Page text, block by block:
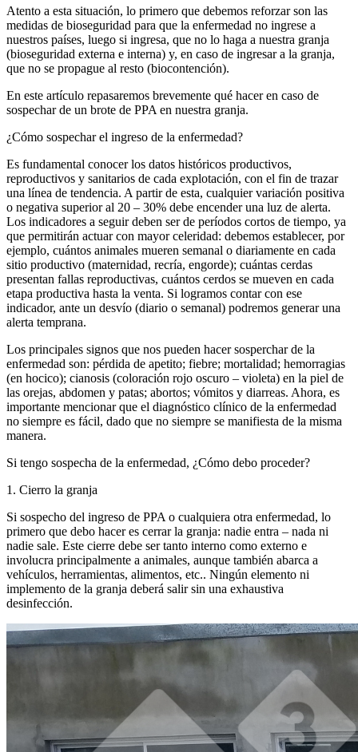
Atento a esta situación, lo primero que debemos reforzar son las
medidas de bioseguridad para que la enfermedad no ingrese a
nuestros países, luego si ingresa, que no lo haga a nuestra granja
(bioseguridad externa e interna) y, en caso de ingresar a la granja,
que no se propague al resto (biocontención).
En este artículo repasaremos brevemente qué hacer en caso de
sospechar de un brote de PPA en nuestra granja.
¿Cómo sospechar el ingreso de la enfermedad?
Es fundamental conocer los datos históricos productivos,
reproductivos y sanitarios de cada explotación, con el fin de trazar
una línea de tendencia. A partir de esta, cualquier variación positiva
o negativa superior al 20 – 30% debe encender una luz de alerta.
Los indicadores a seguir deben ser de períodos cortos de tiempo, ya
que permitirán actuar con mayor celeridad: debemos establecer, por
ejemplo, cuántos animales mueren semanal o diariamente en cada
sitio productivo (maternidad, recría, engorde); cuántas cerdas
presentan fallas reproductivas, cuántos cerdos se mueven en cada
etapa productiva hasta la venta. Si logramos contar con ese
indicador, ante un desvío (diario o semanal) podremos generar una
alerta temprana.
Los principales signos que nos pueden hacer sosperchar de la
enfermedad son: pérdida de apetito; fiebre; mortalidad; hemorragias
(en hocico); cianosis (coloración rojo oscuro – violeta) en la piel de
las orejas, abdomen y patas; abortos; vómitos y diarreas. Ahora, es
importante mencionar que el diagnóstico clínico de la enfermedad
no siempre es fácil, dado que no siempre se manifiesta de la misma
manera.
Si tengo sospecha de la enfermedad, ¿Cómo debo proceder?
1. Cierro la granja
Si sospecho del ingreso de PPA o cualquiera otra enfermedad, lo
primero que debo hacer es cerrar la granja: nadie entra – nada ni
nadie sale. Este cierre debe ser tanto interno como externo e
involucra principalmente a animales, aunque también abarca a
vehículos, herramientas, alimentos, etc.. Ningún elemento ni
implemento de la granja deberá salir sin una exhaustiva
desinfección.